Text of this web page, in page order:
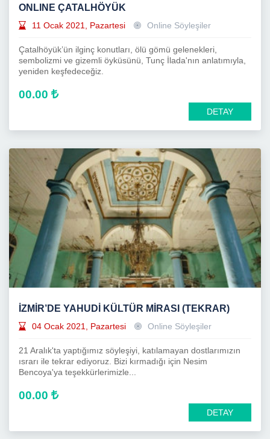
ONLINE ÇATALHÖYÜK
11 Ocak 2021, Pazartesi Online Söyleşiler
Çatalhöyük’ün ilginç konutları, ölü gömü gelenekleri,
sembolizmi ve gizemli öyküsünü, Tunç İlada'nın anlatımıyla,
yeniden keşfedeceğiz.
00.00
DETAY
İZMİR’DE YAHUDİ KÜLTÜR MİRASI (TEKRAR)
04 Ocak 2021, Pazartesi Online Söyleşiler
21 Aralık'ta yaptığımız söyleşiyi, katılamayan dostlarımızın
ısrarı ile tekrar ediyoruz. Bizi kırmadığı için Nesim
Bencoya'ya teşekkürlerimizle...
00.00
DETAY